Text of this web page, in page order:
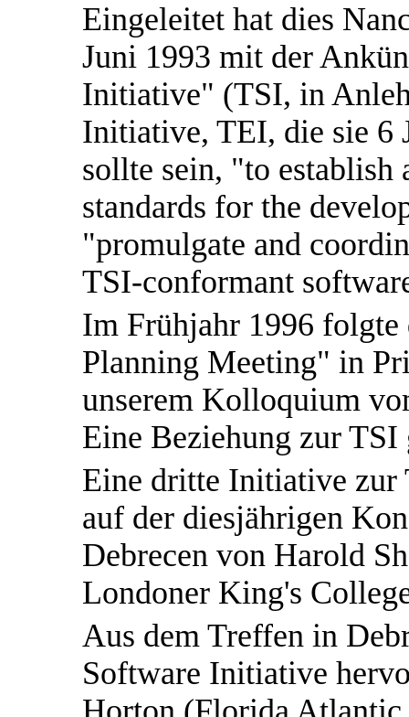
Eingeleitet hat dies
Juni 1993 mit der
Initiative" (TSI, in
Initiative, TEI, die sie 6
sollte sein, "to establish
standards for the
"promulgate and
TSI-conformant
Im Frühjahr 1996
Planning Meeting" in
unserem Kolloquium
Eine Beziehung zur TSI
Eine dritte Initiative zur
auf der diesjährigen
Debrecen von Harold
Londoner King's
Aus dem Treffen in
Software Initiative